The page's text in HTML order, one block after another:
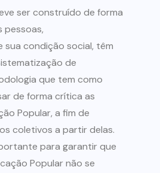
ser construído de forma
pessoas,
condição social, têm
de
que tem como
de forma crítica as
Popular, a fim de
coletivos a partir delas.
para garantir que
Popular não se